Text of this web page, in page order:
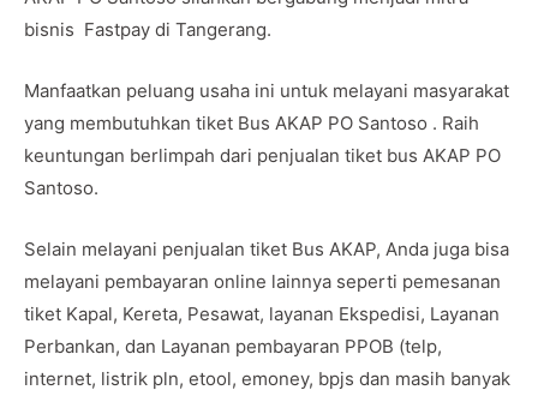
bisnis Fastpay di Tangerang.
Manfaatkan peluang usaha ini untuk melayani masyarakat
yang membutuhkan tiket Bus AKAP PO Santoso . Raih
keuntungan berlimpah dari penjualan tiket bus AKAP PO
Santoso.
Selain melayani penjualan tiket Bus AKAP, Anda juga bisa
melayani pembayaran online lainnya seperti pemesanan
tiket Kapal, Kereta, Pesawat, layanan Ekspedisi, Layanan
Perbankan, dan Layanan pembayaran PPOB (telp,
internet, listrik pln, etool, emoney, bpjs dan masih banyak